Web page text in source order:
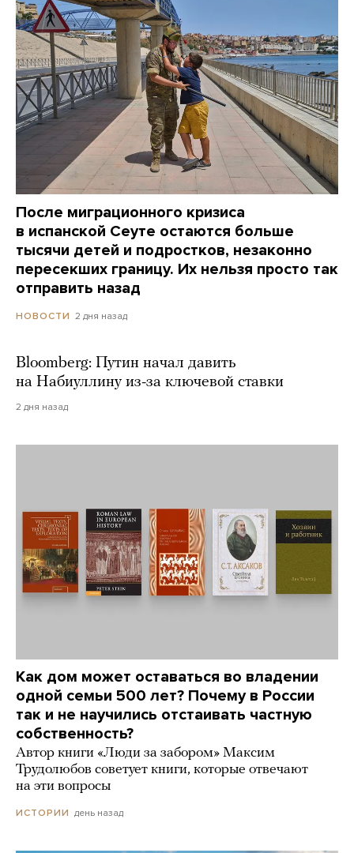
После миграционного кризиса
в испанской Сеуте остаются больше
тысячи детей и подростков, незаконно
пересекших границу. Их нельзя просто так
отправить назад
НОВОСТИ 2 дня назад
Bloomberg: Путин начал давить
на Набиуллину из-за ключевой ставки
2 дня назад
Как дом может оставаться во владении
одной семьи 500 лет? Почему в России
так и не научились отстаивать частную
собственность?
Автор книги «Люди за забором» Максим
Трудолюбов советует книги, которые отвечают
на эти вопросы
ИСТОРИИ день назад